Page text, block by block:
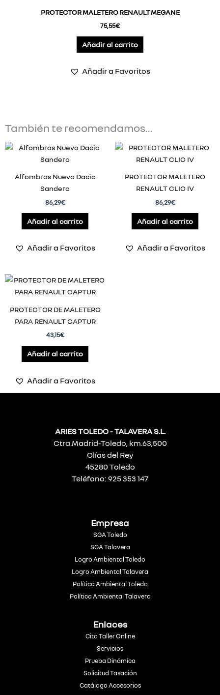
PROTECTOR MALETERO RENAULT MEGANE
75,55€
Añadir al carrito
Añadir a Favoritos
También te recomendamos…
Alfombras Nuevo Dacia
Sandero
86,29€
Añadir al carrito
Añadir a Favoritos
PROTECTOR MALETERO
RENAULT CLIO IV
86,29€
Añadir al carrito
Añadir a Favoritos
PROTECTOR DE MALETERO
PARA RENAULT CAPTUR
43,15€
Añadir al carrito
Añadir a Favoritos
ARIES TOLEDO - TALAVERA S.L.
Ctra.Madrid-Toledo, km.63,500
Olías del Rey
45280 Toledo
Teléfono: 925 353 147
Empresa
SGA Toledo
SGA Talavera
Logro Ambiental Toledo
Logro Ambiental Talavera
Política Ambiental Toledo
Política Ambiental Talavera
Enlaces
Cita Taller Online
Servicios
Prueba Dinámica
Solicitud Tasación
Catálogo Accesorios